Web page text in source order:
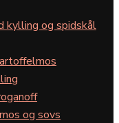
kylling og spidskål
og sovs